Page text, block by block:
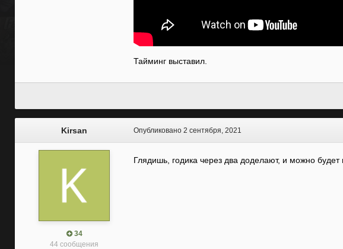
Тайминг выставил.
Kirsan
34
44 сообщения
Опубликовано 2 сентября, 2021
Глядишь, годика через два доделают, и можно будет